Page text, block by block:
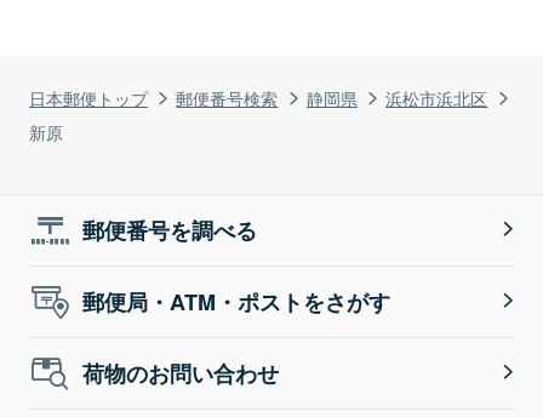
日本郵便トップ 郵便番号検索 静岡県
浜松市浜北区
新原
郵便番号を調べる
郵便局・ATM・ポストをさがす
荷物のお問い合わせ